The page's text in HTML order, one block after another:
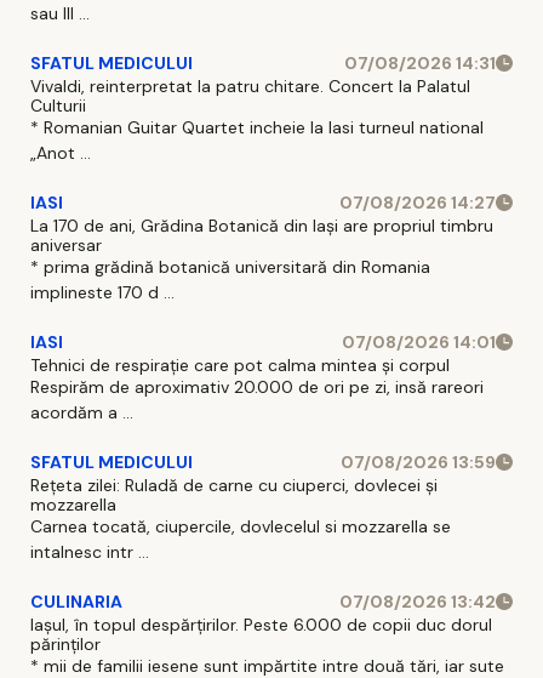
sau III ...
SFATUL MEDICULUI
07/08/2026 14:31
Vivaldi, reinterpretat la patru chitare. Concert la Palatul
Culturii
* Romanian Guitar Quartet incheie la Iasi turneul national
„Anot ...
IASI
07/08/2026 14:27
La 170 de ani, Grădina Botanică din Iași are propriul timbru
aniversar
* prima grădină botanică universitară din Romania
implineste 170 d ...
IASI
07/08/2026 14:01
Tehnici de respirație care pot calma mintea și corpul
Respirăm de aproximativ 20.000 de ori pe zi, insă rareori
acordăm a ...
SFATUL MEDICULUI
07/08/2026 13:59
Rețeta zilei: Ruladă de carne cu ciuperci, dovlecei și
mozzarella
Carnea tocată, ciupercile, dovlecelul si mozzarella se
intalnesc intr ...
CULINARIA
07/08/2026 13:42
Iașul, în topul despărțirilor. Peste 6.000 de copii duc dorul
părinților
* mii de familii iesene sunt impărtite intre două tări, iar sute